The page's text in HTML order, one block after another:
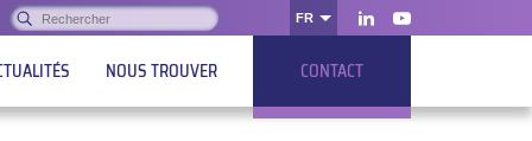
Rechercher :
OK FR
LinkedInYoutube
NOUS TROUVER CONTACT